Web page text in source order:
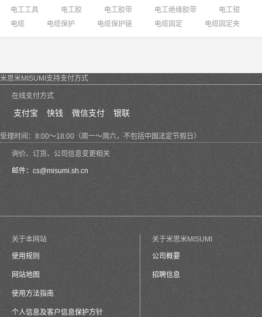
电工工具 电工胶 电工胶带 电工绝缘胶带
电工钳
电缆
电缆保护 电缆保护链 电缆固定 电缆固定夹
米思米MISUMI支持支付方式
在线支付方式
支付宝 快钱 微信支付 银联
受理时间：8:00～18:00（周一～周六，不包括中国法定节假日）
询价、订货、公司信息变更相关
邮件： cs@misumi.sh.cn
关于本网站
使用规则
网站地图
使用方法指南
个人信息及客户信息保护方针
关于米思米MISUMI
公司概要
招聘信息